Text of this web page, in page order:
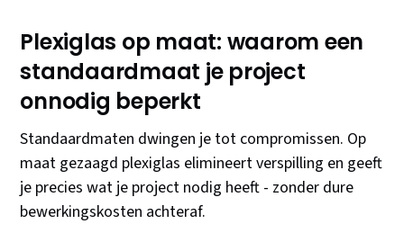
Plexiglas op maat: waarom een
standaardmaat je project
onnodig beperkt
Standaardmaten dwingen je tot compromissen. Op
maat gezaagd plexiglas elimineert verspilling en geeft
je precies wat je project nodig heeft - zonder dure
bewerkingskosten achteraf.